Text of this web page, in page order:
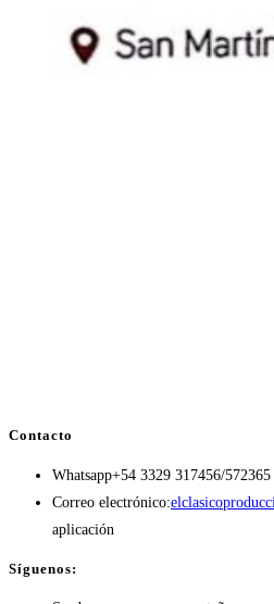
Contacto
Whatsapp+54 3329 317456/572365
Correo electrónico:
aplicación
Síguenos: